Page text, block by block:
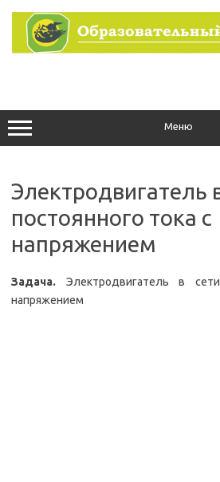
содержимому
Меню
Электродвигатель
постоянного тока с
напряжением
Задача. Электродвигатель в
напряжением